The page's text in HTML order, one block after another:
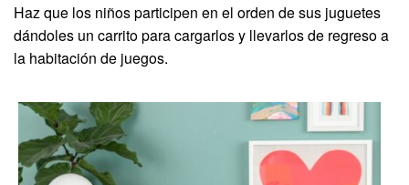
Haz que los niños participen en el orden de sus juguetes
dándoles un carrito para cargarlos y llevarlos de regreso a
la habitación de juegos.